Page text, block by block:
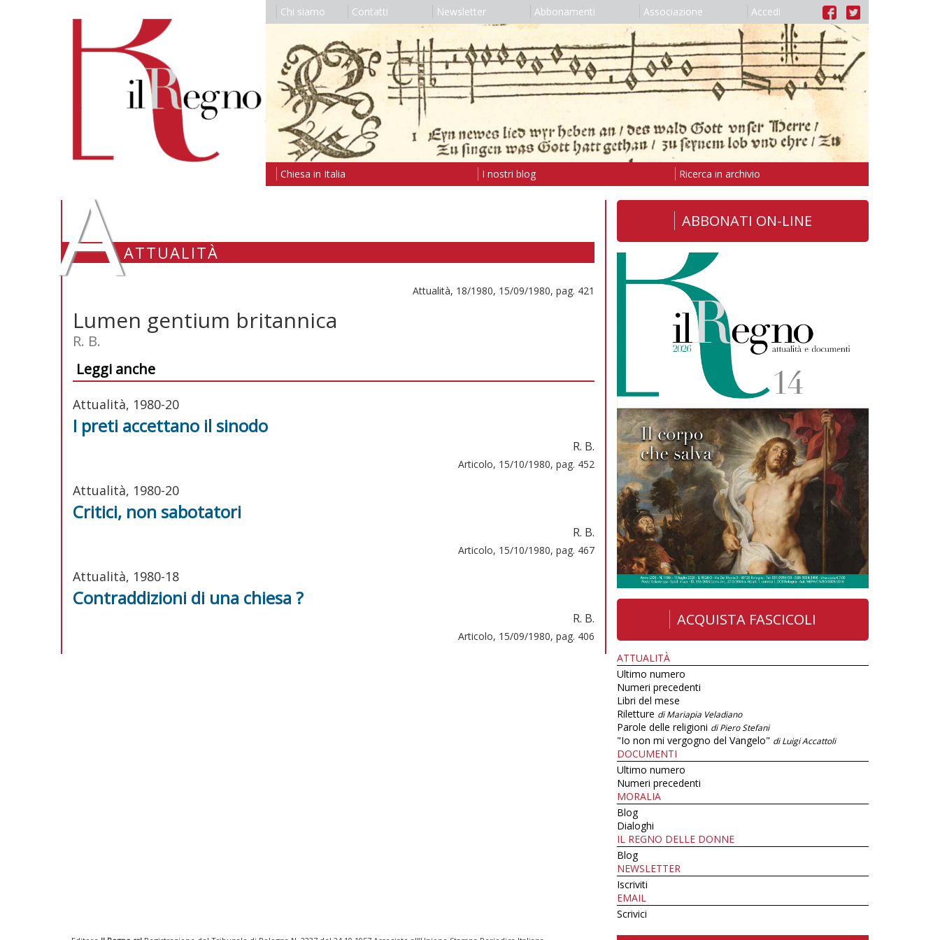
Chi siamo Contatti Newsletter Abbonamenti Associazione Accedi
Chiesa in Italia I nostri blog Ricerca in archivio
AATTUALITÀ
Attualità, 18/1980, 15/09/1980, pag. 421
Lumen gentium britannica
R. B.
Leggi anche
Attualità, 1980-20
I preti accettano il sinodo
R. B.
Articolo, 15/10/1980, pag. 452
Attualità, 1980-20
Critici, non sabotatori
R. B.
Articolo, 15/10/1980, pag. 467
Attualità, 1980-18
Contraddizioni di una chiesa ?
R. B.
Articolo, 15/09/1980, pag. 406
ABBONATI ON-LINE
ACQUISTA FASCICOLI
ATTUALITÀ
Ultimo numero
Numeri precedenti
Libri del mese
Riletture di Mariapia Veladiano
Parole delle religioni di Piero Stefani
"Io non mi vergogno del Vangelo" di Luigi Accattoli
DOCUMENTI
Ultimo numero
Numeri precedenti
MORALIA
Blog
Dialoghi
IL REGNO DELLE DONNE
Blog
NEWSLETTER
Iscriviti
EMAIL
Scrivici